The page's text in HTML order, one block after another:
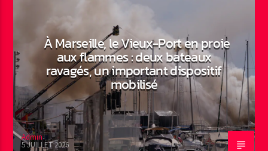
À Marseille, le Vieux-Port en proie
aux flammes : deux bateaux
ravagés, un important dispositif
mobilisé
Admin
5 JUILLET 2026